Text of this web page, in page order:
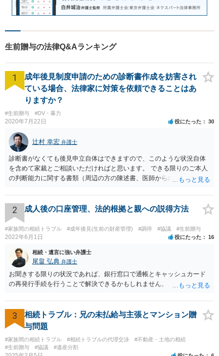
生前贈与の法律Q&Aランキング
1
成年後見制度申請のための診断書作成を妨害され
ている場合、法律家に対策を依頼できることはあ
りますか？
#生前贈与 #DV・暴力
2020年7月22日 役にたった 30
辻村 幸宏 弁護士
診断書がなくても後見申立自体はできますので、このような状況自体
を含めて家裁とご相談いただければと思います。 できる限りのご本人
の判断能力に関する書類（周辺の方の陳述書、医師からの聴取書等）
をしていただければそこから先は進むのではないかと存じます。 ま
た、Aさんの意向を酌みすぎるあまりに後見申立ができない状況にして
いる施設の問題もありますので、当該地域の地域包括支援センターに
ご相談されるのもひとつの方法です。
2 成人後の口座管理、法的根拠と親への説得方法
#家族間の相続トラブル #成年後見(生前の財産管理) #調停 #協議 #生前贈与
2022年6月1日 役にたった 16
相続・遺言に強い弁護士
尾畠 弘典 弁護士
お聞きする限りの状況であれば、銀行窓口で通帳とキャッシュカード
の再発行手続を行うことで解決できるかもしれません。
3
相続トラブル：兄の未払給与主張とマンション贈
与問題
#家族間の相続トラブル #相続トラブルの代理交渉
#不動産・土地の相続
#生前贈与
#協議 #遺産分割